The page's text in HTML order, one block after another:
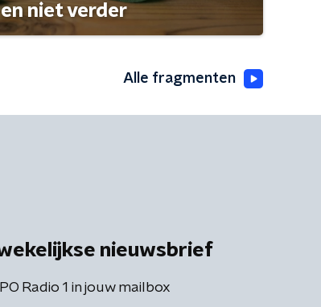
niet verder
Alle fragmenten
nieuwsbrief
Radio 1 in jouw mailbox